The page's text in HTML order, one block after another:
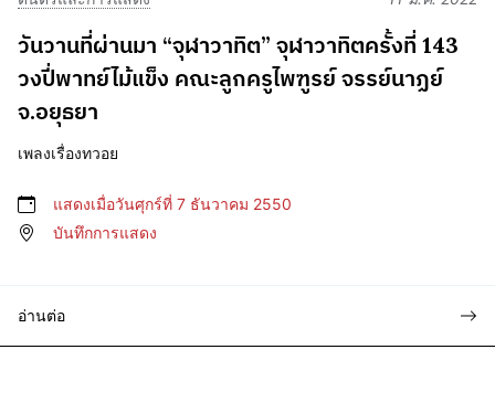
วันวานที่ผ่านมา “จุฬาวาทิต” จุฬาวาทิตครั้งที่ 143
วงปี่พาทย์ไม้แข็ง คณะลูกครูไพฑูรย์ จรรย์นาฏย์
จ.อยุธยา
เพลงเรื่องทวอย
แสดงเมื่อวันศุกร์ที่ 7 ธันวาคม 2550
บันทึกการแสดง
อ่านต่อ